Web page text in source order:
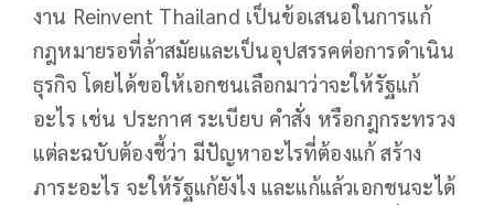
งาน Reinvent Thailand เป็นข้อเสนอในการแก้
กฎหมายรอที่ล้าสมัยและเป็นอุปสรรคต่อการดำเนิน
ธุรกิจ โดยได้ขอให้เอกชนเลือกมาว่าจะให้รัฐแก้
อะไร เช่น ประกาศ ระเบียบ คำสั่ง หรือกฎกระทรวง
แต่ละฉบับต้องชี้ว่า มีปัญหาอะไรที่ต้องแก้ สร้าง
ภาระอะไร จะให้รัฐแก้ยังไง และแก้แล้วเอกชนจะได้